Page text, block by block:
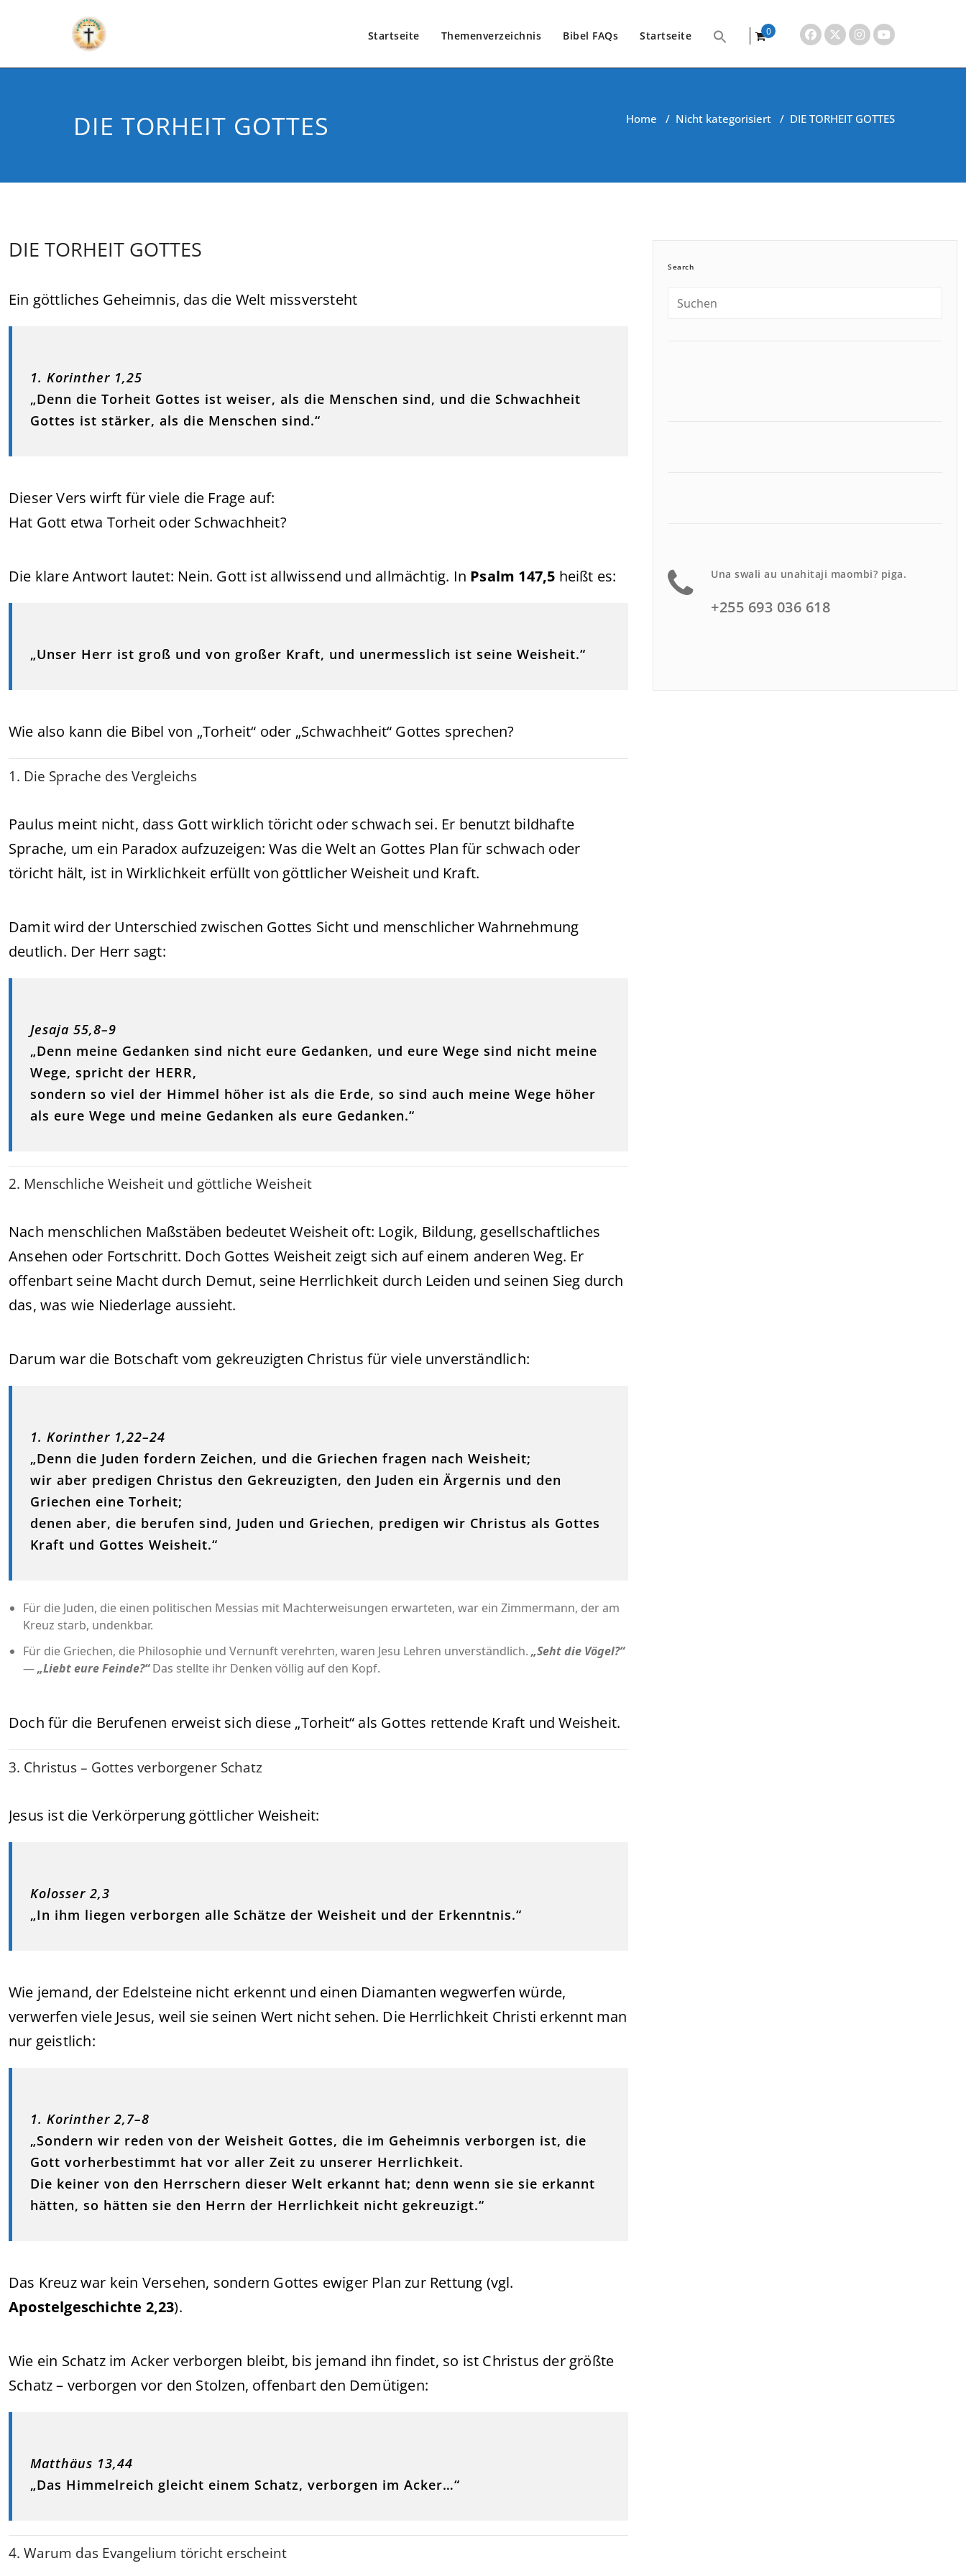
Startseite Themenverzeichnis Bibel FAQs Startseite
0
DIE TORHEIT GOTTES Home / Nicht kategorisiert / DIE TORHEIT GOTTES
DIE TORHEIT GOTTES
Ein göttliches Geheimnis, das die Welt missversteht
1. Korinther 1,25
„Denn die Torheit Gottes ist weiser, als die Menschen sind, und die Schwachheit
Gottes ist stärker, als die Menschen sind.“
Dieser Vers wirft für viele die Frage auf:
Hat Gott etwa Torheit oder Schwachheit?
Die klare Antwort lautet: Nein. Gott ist allwissend und allmächtig. In Psalm 147,5 heißt es:
„Unser Herr ist groß und von großer Kraft, und unermesslich ist seine Weisheit.“
Wie also kann die Bibel von „Torheit“ oder „Schwachheit“ Gottes sprechen?
1. Die Sprache des Vergleichs
Paulus meint nicht, dass Gott wirklich töricht oder schwach sei. Er benutzt bildhafte
Sprache, um ein Paradox aufzuzeigen: Was die Welt an Gottes Plan für schwach oder
töricht hält, ist in Wirklichkeit erfüllt von göttlicher Weisheit und Kraft.
Damit wird der Unterschied zwischen Gottes Sicht und menschlicher Wahrnehmung
deutlich. Der Herr sagt:
Jesaja 55,8–9
„Denn meine Gedanken sind nicht eure Gedanken, und eure Wege sind nicht meine
Wege, spricht der HERR,
sondern so viel der Himmel höher ist als die Erde, so sind auch meine Wege höher
als eure Wege und meine Gedanken als eure Gedanken.“
2. Menschliche Weisheit und göttliche Weisheit
Nach menschlichen Maßstäben bedeutet Weisheit oft: Logik, Bildung, gesellschaftliches
Ansehen oder Fortschritt. Doch Gottes Weisheit zeigt sich auf einem anderen Weg. Er
offenbart seine Macht durch Demut, seine Herrlichkeit durch Leiden und seinen Sieg durch
das, was wie Niederlage aussieht.
Darum war die Botschaft vom gekreuzigten Christus für viele unverständlich:
1. Korinther 1,22–24
„Denn die Juden fordern Zeichen, und die Griechen fragen nach Weisheit;
wir aber predigen Christus den Gekreuzigten, den Juden ein Ärgernis und den
Griechen eine Torheit;
denen aber, die berufen sind, Juden und Griechen, predigen wir Christus als Gottes
Kraft und Gottes Weisheit.“
Für die Juden, die einen politischen Messias mit Machterweisungen erwarteten, war ein Zimmermann, der am
Kreuz starb, undenkbar.
Für die Griechen, die Philosophie und Vernunft verehrten, waren Jesu Lehren unverständlich. „Seht die Vögel?“
—„Liebt eure Feinde?“Das stellte ihr Denken völlig auf den Kopf.
Doch für die Berufenen erweist sich diese „Torheit“ als Gottes rettende Kraft und Weisheit.
3. Christus – Gottes verborgener Schatz
Jesus ist die Verkörperung göttlicher Weisheit:
Kolosser 2,3
„In ihm liegen verborgen alle Schätze der Weisheit und der Erkenntnis.“
Wie jemand, der Edelsteine nicht erkennt und einen Diamanten wegwerfen würde,
verwerfen viele Jesus, weil sie seinen Wert nicht sehen. Die Herrlichkeit Christi erkennt man
nur geistlich:
1. Korinther 2,7–8
„Sondern wir reden von der Weisheit Gottes, die im Geheimnis verborgen ist, die
Gott vorherbestimmt hat vor aller Zeit zu unserer Herrlichkeit.
Die keiner von den Herrschern dieser Welt erkannt hat; denn wenn sie sie erkannt
hätten, so hätten sie den Herrn der Herrlichkeit nicht gekreuzigt.“
Das Kreuz war kein Versehen, sondern Gottes ewiger Plan zur Rettung (vgl.
Apostelgeschichte 2,23).
Wie ein Schatz im Acker verborgen bleibt, bis jemand ihn findet, so ist Christus der größte
Schatz – verborgen vor den Stolzen, offenbart den Demütigen:
Matthäus 13,44
„Das Himmelreich gleicht einem Schatz, verborgen im Acker…“
4. Warum das Evangelium töricht erscheint
Search
Una swali au unahitaji maombi? piga.
+255 693 036 618